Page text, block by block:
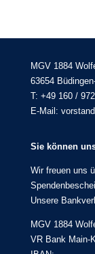
MGV 1884
63654
T: +49 160 /
E-Mail:
Sie können
Wir freuen uns
Unsere
MGV 1884
VR Bank Main-